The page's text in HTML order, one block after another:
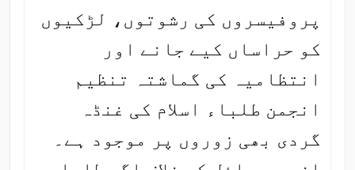
پروفیسروں کی رشوتوں، لڑکیوں
کو حراساں کیے جانے اور
انتظامیہ کی گماشتہ تنظیم
انجمن طلباء اسلام کی غنڈہ
گردی بھی زوروں پر موجود ہے۔